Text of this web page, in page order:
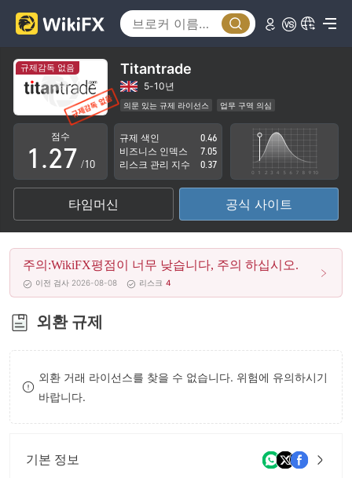
규제감독 없음 Titantrade
5-10년
의문 있는 규제 라이선스
업무 구역 의심
잠재적 위험성이 높음
점수
0
1
2
3
4
5
6
7
8
9
.
0
1
2
3
4
5
6
7
8
9
3
4
5
6
7
8
9
/10
규제 색인
0.46
비즈니스 인덱스
7.05
리스크 관리 지수
0.37
타임머신 공식 사이트
주의:WikiFX평점이 너무 낮습니다, 주의 하십시오.
이전 검사 2026-08-08 리스크 4
외환 규제
외환 거래 라이선스를 찾을 수 없습니다. 위험에 유의하시기
바랍니다.
기본 정보